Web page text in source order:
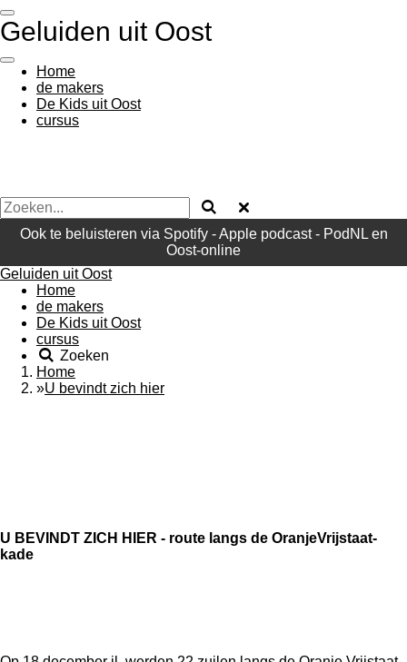
Ga
direct
de
hoofdinhoud
Geluiden uit Oost
Home
de makers
De Kids uit Oost
cursus
Ook te beluisteren via Spotify - Apple podcast - PodNL en
Oost-online
Geluiden uit Oost
Home
de makers
De Kids uit Oost
cursus
Zoeken
Home
»U bevindt zich hier
U BEVINDT ZICH HIER - route langs de OranjeVrijstaat-
kade